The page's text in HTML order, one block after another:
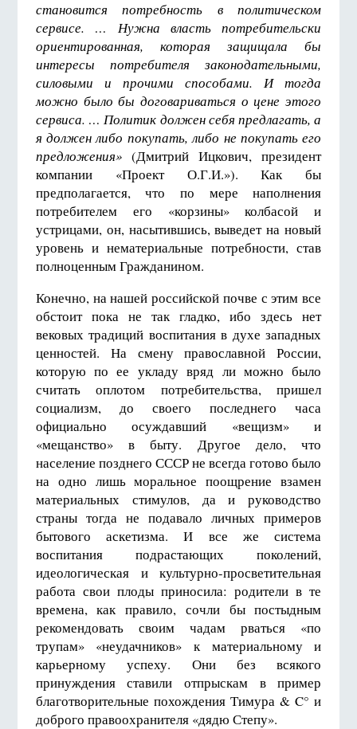
становится потребность в политическом
сервисе. … Нужна власть потребительски
ориентированная, которая защищала бы
интересы потребителя законодательными,
силовыми и прочими способами. И тогда
можно было бы договариваться о цене этого
сервиса. … Политик должен себя предлагать, а
я должен либо покупать, либо не покупать его
предложения»(Дмитрий Ицкович, президент
компании «Проект О.Г.И.»). Как бы
предполагается, что по мере наполнения
потребителем его «корзины» колбасой и
устрицами, он, насытившись, выведет на новый
уровень и нематериальные потребности, став
полноценным Гражданином.
Конечно, на нашей российской почве с этим все
обстоит пока не так гладко, ибо здесь нет
вековых традиций воспитания в духе западных
ценностей. На смену православной России,
которую по ее укладу вряд ли можно было
считать оплотом потребительства, пришел
социализм, до своего последнего часа
официально осуждавший «вещизм» и
«мещанство» в быту. Другое дело, что
население позднего СССР не всегда готово было
на одно лишь моральное поощрение взамен
материальных стимулов, да и руководство
страны тогда не подавало личных примеров
бытового аскетизма. И все же система
воспитания подрастающих поколений,
идеологическая и культурно-просветительная
работа свои плоды приносила: родители в те
времена, как правило, сочли бы постыдным
рекомендовать своим чадам рваться «по
трупам» «неудачников» к материальному и
карьерному успеху. Они без всякого
принуждения ставили отпрыскам в пример
благотворительные похождения Тимура & C° и
доброго правоохранителя «дядю Степу».